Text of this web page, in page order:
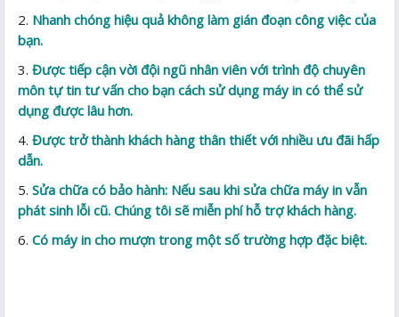
Nhanh chóng hiệu quả không làm gián đoạn công việc của
bạn.
Được tiếp cận vời đội ngũ nhân viên với trình độ chuyên
môn tự tin tư vấn cho bạn cách sử dụng máy in có thể sử
dụng được lâu hơn.
Được trở thành khách hàng thân thiết với nhiều ưu đãi hấp
dẫn.
Sửa chữa có bảo hành: Nếu sau khi sửa chữa máy in vẫn
phát sinh lỗi cũ. Chúng tôi sẽ miễn phí hỗ trợ khách hàng.
Có máy in cho mượn trong một số trường hợp đặc biệt.